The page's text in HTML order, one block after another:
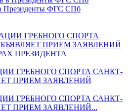
Президенты ФГС СПб
ГРЕБНОГО СПОРТА САНКТ-
ПРИЕМ ЗАЯВЛЕНИЙ
ГРЕБНОГО СПОРТА САНКТ-
ПРИЕМ ЗАЯВЛЕНИЙ...